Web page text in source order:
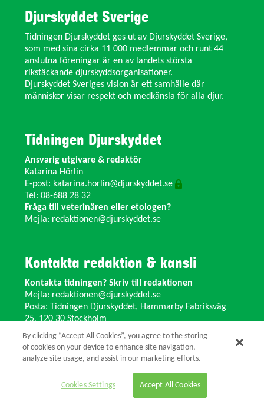
Djurskyddet Sverige
Tidningen Djurskyddet ges ut av Djurskyddet Sverige,
som med sina cirka 11 000 medlemmar och runt 44
anslutna föreningar är en av landets största
rikstäckande djurskyddsorganisationer.
Djurskyddet Sveriges vision är ett samhälle där
människor visar respekt och medkänsla för alla djur.
Tidningen Djurskyddet
Ansvarig utgivare & redaktör
Katarina Hörlin
E-post: katarina.horlin@djurskyddet.se
Tel: 08-688 28 32
Fråga till veterinären eller etologen?
Mejla: redaktionen@djurskyddet.se
Kontakta redaktion & kansli
Kontakta tidningen? Skriv till redaktionen
Mejla: redaktionen@djurskyddet.se
Posta: Tidningen Djurskyddet, Hammarby Fabriksväg
25, 120 30 Stockholm
Ändra adress? Kontakta kansliet
Växel: 08-673 35 11 E-post:
info@djurskyddet.se
© 2026 Tidningen Djurskyddet.
By clicking “Accept All Cookies”, you agree to the storing
of cookies on your device to enhance site navigation,
analyze site usage, and assist in our marketing efforts.
Cookies Settings Accept All Cookies